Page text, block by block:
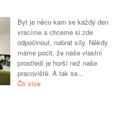
Byt je něco kam se každý den
vracíme a chceme si zde
odpočinout, nabrat síly. Někdy
máme pocit, že naše vlastní
prostředí je horší než naše
pracoviště. A tak se...
Čti více